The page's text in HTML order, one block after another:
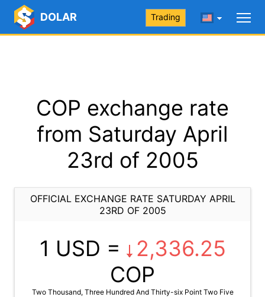
DOLAR Trading
COP exchange rate
from Saturday April
23rd of 2005
OFFICIAL EXCHANGE RATE SATURDAY APRIL
23RD OF 2005
1 USD =
2,336.25
COP
Two Thousand, Three Hundred And Thirty-six Point Two Five